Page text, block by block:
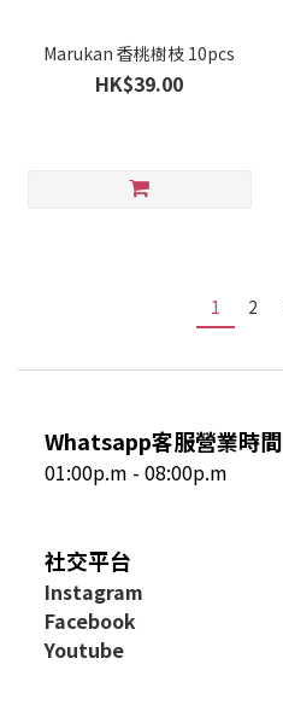
Marukan 香桃樹枝 10pcs
HK$39.00
1 2
Whatsapp客服營業時間
01:00p.m - 08:00p.m
社交平台
Instagram
Facebook
Youtube